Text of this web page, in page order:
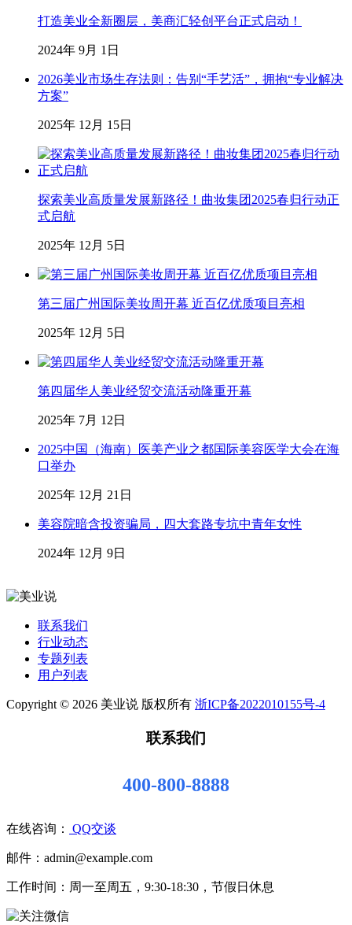
打造美业全新圈层，美商汇轻创平台正式启动！
2024年 9月 1日
2026美业市场生存法则：告别“手艺活”，拥抱“专业解决
方案”
2025年 12月 15日
探索美业高质量发展新路径！曲妆集团2025春归行动正
式启航
2025年 12月 5日
第三届广州国际美妆周开幕 近百亿优质项目亮相
2025年 12月 5日
第四届华人美业经贸交流活动隆重开幕
2025年 7月 12日
2025中国（海南）医美产业之都国际美容医学大会在海
口举办
2025年 12月 21日
美容院暗含投资骗局，四大套路专坑中青年女性
2024年 12月 9日
联系我们
行业动态
专题列表
用户列表
Copyright © 2026 美业说 版权所有 浙ICP备2022010155号-4
联系我们
400-800-8888
在线咨询： QQ交谈
邮件：admin@example.com
工作时间：周一至周五，9:30-18:30，节假日休息